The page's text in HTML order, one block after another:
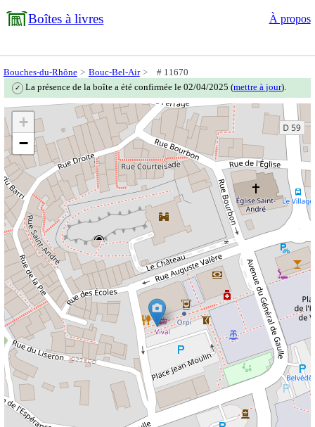
Boîtes à livres À propos
Bouches-du-Rhône Bouc-Bel-Air # 11670
✓ La présence de la boîte a été confirmée le 02/04/2025 (mettre à jour).
+
−